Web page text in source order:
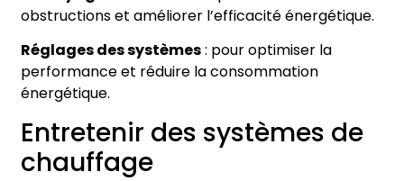
obstructions et améliorer l’efficacité énergétique.
Réglages des systèmes: pour optimiser la
performance et réduire la consommation
énergétique.
Entretenir des systèmes de
chauffage